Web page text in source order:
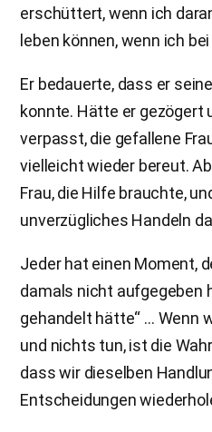
erschüttert, wenn ich
leben können, wenn ich
Er bedauerte, dass er
konnte. Hätte er gezögert
verpasst, die gefallene
vielleicht wieder bereut.
Frau, die Hilfe brauchte,
unverzügliches Handeln
Jeder hat einen Moment,
damals nicht aufgegeben
gehandelt hätte“ … Wenn
und nichts tun, ist die
dass wir dieselben
Entscheidungen